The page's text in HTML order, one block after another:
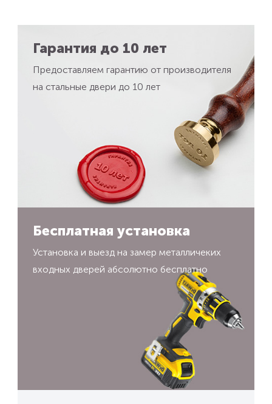
Гарантия до 10 лет
Предоставляем гарантию от производителя
на стальные двери до 10 лет
Бесплатная установка
Установка и выезд на замер металличеких
входных дверей абсолютно бесплатно